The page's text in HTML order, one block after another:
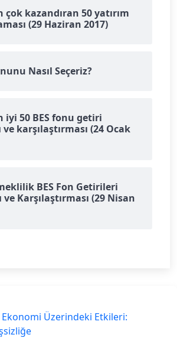
çok kazandıran 50 yatırım
(29 Haziran 2017)
Nasıl Seçeriz?
iyi 50 BES fonu getiri
ve karşılaştırması (24 Ocak
BES Fon Getirileri
ve Karşılaştırması (29 Nisan
Üzerindeki Etkileri: